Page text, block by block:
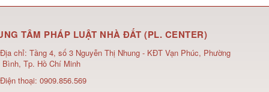
TÂM PHÁP LUẬT NHÀ ĐẤT (PL. CENTER)
Địa chỉ: Tầng 4, số 3 Nguyễn Thị Nhung - KĐT Vạn Phúc, Phường
Bình, Tp. Hồ Chí Minh
Điện thoại: 0909.856.569